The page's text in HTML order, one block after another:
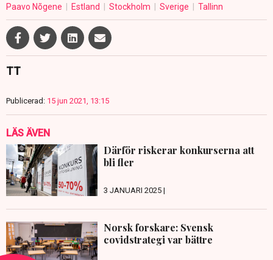
Paavo Nõgene
Estland Stockholm Sverige Tallinn
TT
Publicerad: 15 jun 2021, 13:15
LÄS ÄVEN
Därför riskerar konkurserna att
bli fler
3 JANUARI 2025 |
Norsk forskare: Svensk
covidstrategi var bättre